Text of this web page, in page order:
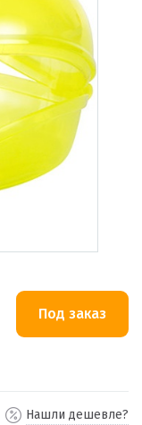
Нашли дешевле?